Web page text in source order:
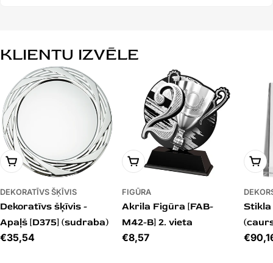
KLIENTU IZVĒLE
PIEVIENOT GROZAM
DEKORATĪVS ŠĶĪVIS
Dekoratīvs šķīvis -
Apaļš [D375] (sudraba)
Cena
€35,54
PIEVIENOT GROZAM
FIGŪRA
Akrila Figūra [FAB-
M42-B] 2. vieta
Cena
€8,57
Stikla
Cena